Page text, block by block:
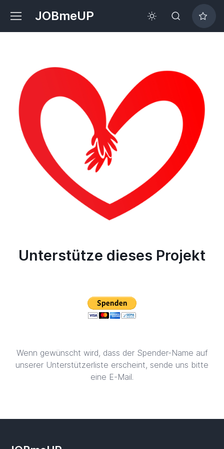
JOBmeUP
Unterstütze dieses Projekt
Wenn gewünscht wird, dass der Spender-Name auf
unserer Unterstützerliste erscheint, sende uns bitte
eine E-Mail.